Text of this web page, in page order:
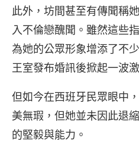
此外，坊間甚至有傳聞稱
入不倫戀醜聞。雖然這些
為她的公眾形象增添了不
王室發布婚訊後掀起一波
但如今在西班牙民眾眼中
美無瑕，但她並未因此退
的堅毅與能力。